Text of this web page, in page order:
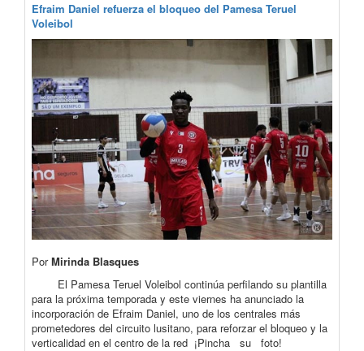
Efraim Daniel refuerza el bloqueo del Pamesa Teruel
Voleibol
PorMirinda Blasques
El Pamesa Teruel Voleibol continúa perfilando su plantilla
para la próxima temporada y este viernes ha anunciado la
incorporación de Efraim Daniel, uno de los centrales más
prometedores del circuito lusitano, para reforzar el bloqueo y la
verticalidad en el centro de la red ¡Pincha su foto!